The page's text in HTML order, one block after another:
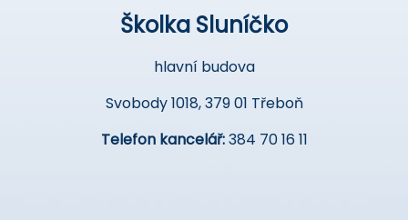
Školka Sluníčko
hlavní budova
Svobody 1018, 379 01 Třeboň
Telefon kancelář:384 70 16 11